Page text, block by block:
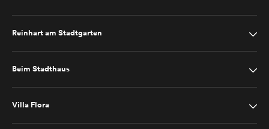
Reinhart am Stadtgarten
Beim Stadthaus
Villa Flora